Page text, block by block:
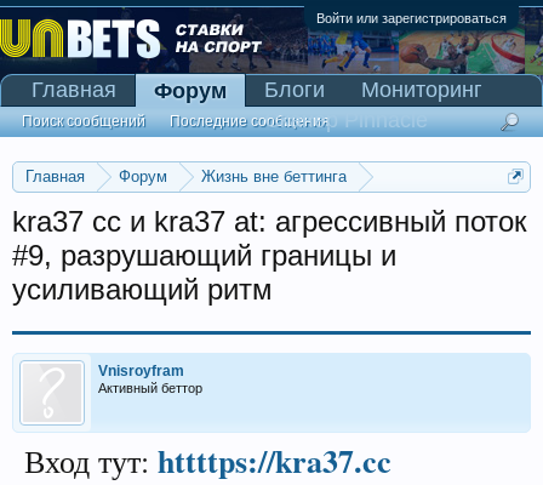
Войти или зарегистрироваться
Главная Форум
Жизнь вне беттинга
kra37 cc и kra37 at: агрессивный поток
#9, разрушающий границы и
усиливающий ритм
Vnisroyfram
Активный беттор
Вход тут: httttps://kra37.cc
Главная Форум
Поиск сообщений Последние сообщения
Блоги
Мониторинг
Сканер Pinnacle